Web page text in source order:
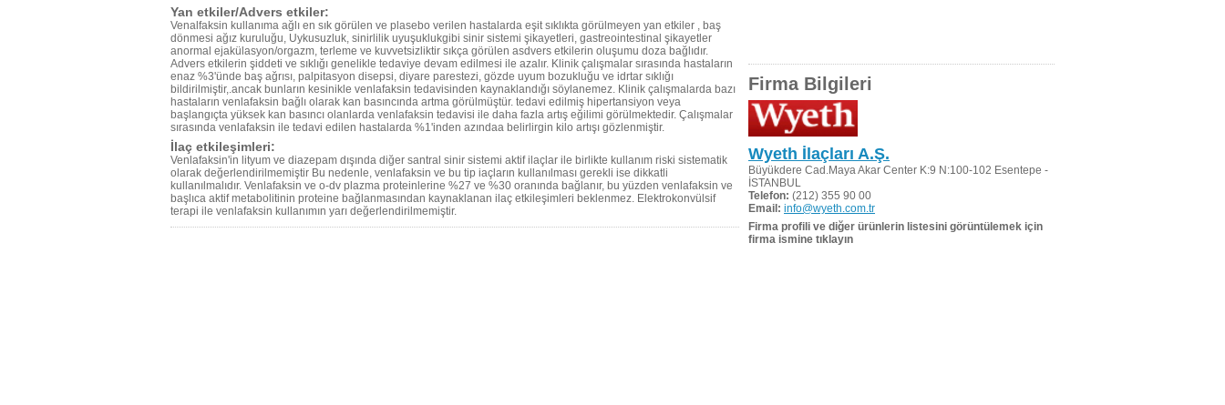
Yan etkiler/Advers etkiler:
Venalfaksin kullanıma ağlı en sık görülen ve plasebo verilen hastalarda eşit sıklıkta görülmeyen yan etkiler , baş
dönmesi ağız kuruluğu, Uykusuzluk, sinirlilik uyuşuklukgibi sinir sistemi şikayetleri, gastreointestinal şikayetler
anormal ejakülasyon/orgazm, terleme ve kuvvetsizliktir sıkça görülen asdvers etkilerin oluşumu doza bağlıdır.
Advers etkilerin şiddeti ve sıklığı genelikle tedaviye devam edilmesi ile azalır. Klinik çalışmalar sırasında hastaların
enaz %3'ünde baş ağrısı, palpitasyon disepsi, diyare parestezi, gözde uyum bozukluğu ve idrtar sıklığı
bildirilmiştir,.ancak bunların kesinikle venlafaksin tedavisinden kaynaklandığı söylanemez. Klinik çalışmalarda bazı
hastaların venlafaksin bağlı olarak kan basıncında artma görülmüştür. tedavi edilmiş hipertansiyon veya
başlangıçta yüksek kan basıncı olanlarda venlafaksin tedavisi ile daha fazla artış eğilimi görülmektedir. Çalışmalar
sırasında venlafaksin ile tedavi edilen hastalarda %1'inden azındaa belirlirgin kilo artışı gözlenmiştir.
İlaç etkileşimleri:
Venlafaksin'in lityum ve diazepam dışında diğer santral sinir sistemi aktif ilaçlar ile birlikte kullanım riski sistematik
olarak değerlendirilmemiştir Bu nedenle, venlafaksin ve bu tip iaçların kullanılması gerekli ise dikkatli
kullanılmalıdır. Venlafaksin ve o-dv plazma proteinlerine %27 ve %30 oranında bağlanır, bu yüzden venlafaksin ve
başlıca aktif metabolitinin proteine bağlanmasından kaynaklanan ilaç etkileşimleri beklenmez. Elektrokonvülsif
terapi ile venlafaksin kullanımın yarı değerlendirilmemiştir.
Firma Bilgileri
Wyeth İlaçları A.Ş.
Büyükdere Cad.Maya Akar Center K:9 N:100-102 Esentepe -
İSTANBUL
Telefon: (212) 355 90 00
Email: info@wyeth.com.tr
Firma profili ve diğer ürünlerin listesini görüntülemek için
firma ismine tıklayın